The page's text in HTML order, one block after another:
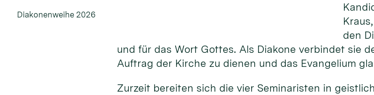
Diakonenweihe 2026
den
und für das Wort Gottes. Als Diakone verbindet sie
Auftrag der Kirche zu dienen und das Evangelium
Zurzeit bereiten sich die vier Seminaristen in